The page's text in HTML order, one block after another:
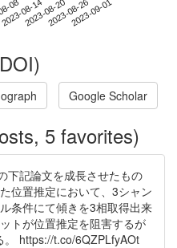
08
2023-08-142023-08-202023-08-262023-09-01
Google Scholar
5 favorites)
下記論文を成長させたもの
位置推定において、3シャン
条件にて傾きを3相取得出来
トが位置推定を阻害するが
。 https://t.co/6QZPLfyAOt